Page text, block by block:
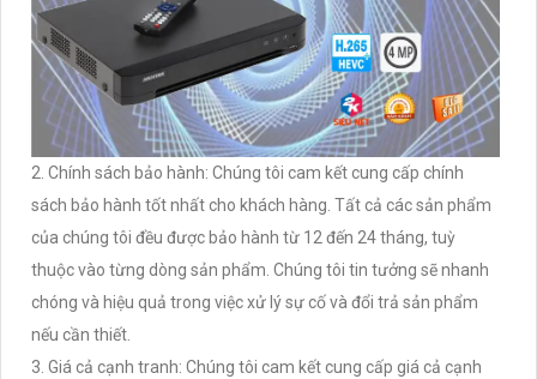
2. Chính sách bảo hành: Chúng tôi cam kết cung cấp chính
sách bảo hành tốt nhất cho khách hàng. Tất cả các sản phẩm
của chúng tôi đều được bảo hành từ 12 đến 24 tháng, tuỳ
thuộc vào từng dòng sản phẩm. Chúng tôi tin tưởng sẽ nhanh
chóng và hiệu quả trong việc xử lý sự cố và đổi trả sản phẩm
nếu cần thiết.
3. Giá cả cạnh tranh: Chúng tôi cam kết cung cấp giá cả cạnh